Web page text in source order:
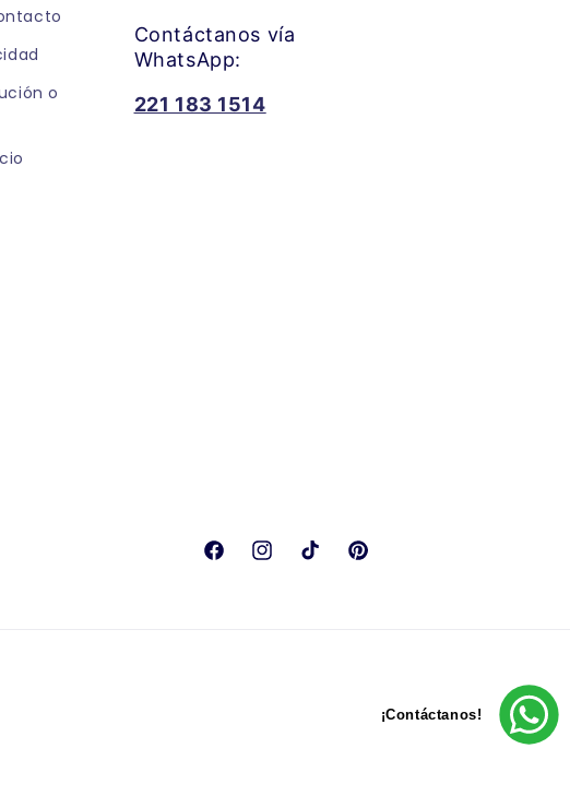
o
Contáctanos vía
WhatsApp:
221 183 1514
FacebookInstagramTikTokPinterest
¡Contáctanos!